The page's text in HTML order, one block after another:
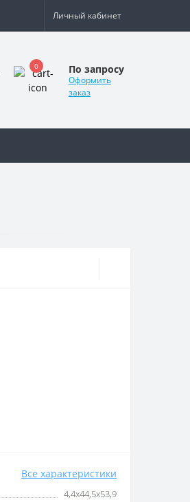
Личный кабинет
0 По запросу
Оформить
заказ
Все характеристики
4,4х44,5х53,9